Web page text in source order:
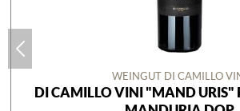
WEINGUT DI CAMILLO
DI CAMILLO VINI "MAND URIS"